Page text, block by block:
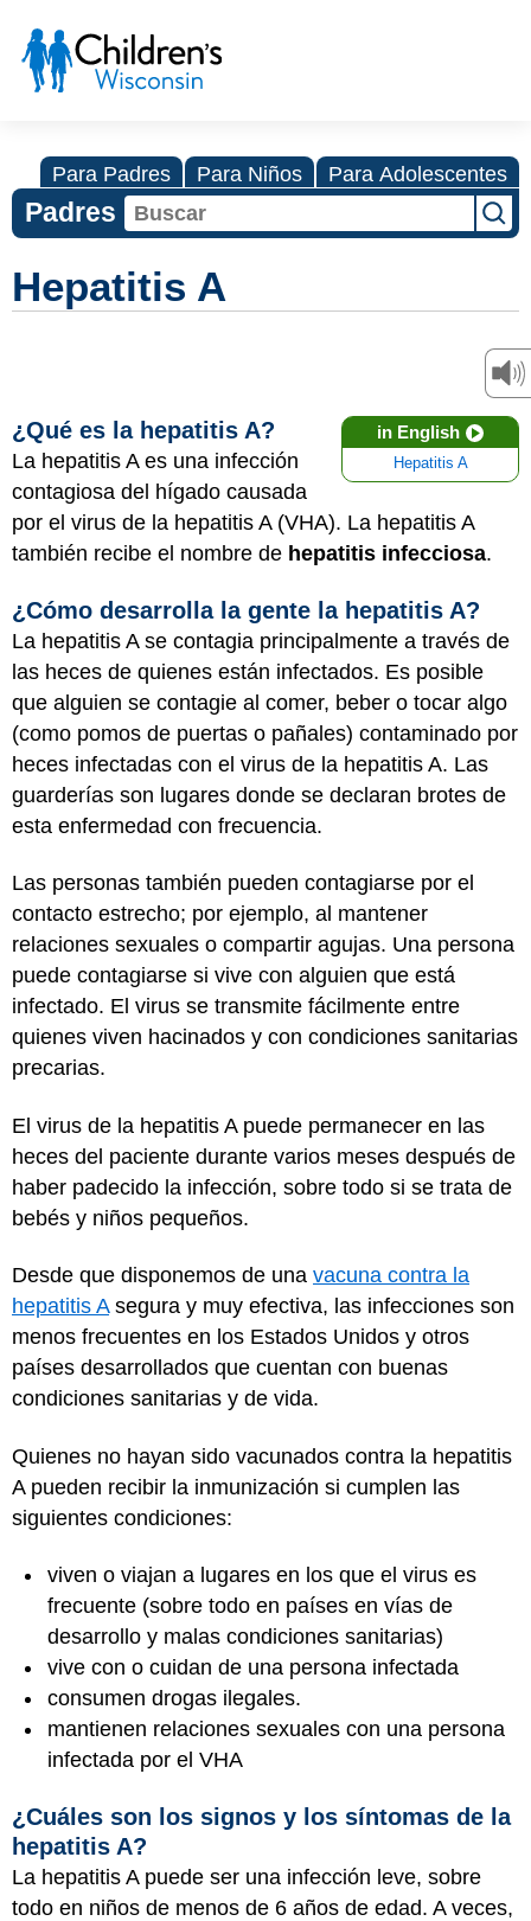
Para Padres Para Niños Para Adolescentes
Padres
Hepatitis A
in English
Hepatitis A
¿Qué es la hepatitis A?
La hepatitis A es una infección
contagiosa del hígado causada
por el virus de la hepatitis A (VHA). La hepatitis A
también recibe el nombre de hepatitis infecciosa.
¿Cómo desarrolla la gente la hepatitis A?
La hepatitis A se contagia principalmente a través de
las heces de quienes están infectados. Es posible
que alguien se contagie al comer, beber o tocar algo
(como pomos de puertas o pañales) contaminado por
heces infectadas con el virus de la hepatitis A. Las
guarderías son lugares donde se declaran brotes de
esta enfermedad con frecuencia.
Las personas también pueden contagiarse por el
contacto estrecho; por ejemplo, al mantener
relaciones sexuales o compartir agujas. Una persona
puede contagiarse si vive con alguien que está
infectado. El virus se transmite fácilmente entre
quienes viven hacinados y con condiciones sanitarias
precarias.
El virus de la hepatitis A puede permanecer en las
heces del paciente durante varios meses después de
haber padecido la infección, sobre todo si se trata de
bebés y niños pequeños.
Desde que disponemos de una vacuna contra la
hepatitis Asegura y muy efectiva, las infecciones son
menos frecuentes en los Estados Unidos y otros
países desarrollados que cuentan con buenas
condiciones sanitarias y de vida.
Quienes no hayan sido vacunados contra la hepatitis
A pueden recibir la inmunización si cumplen las
siguientes condiciones:
viven o viajan a lugares en los que el virus es
frecuente (sobre todo en países en vías de
desarrollo y malas condiciones sanitarias)
vive con o cuidan de una persona infectada
consumen drogas ilegales.
mantienen relaciones sexuales con una persona
infectada por el VHA
¿Cuáles son los signos y los síntomas de la
hepatitis A?
La hepatitis A puede ser una infección leve, sobre
todo en niños de menos de 6 años de edad. A veces,